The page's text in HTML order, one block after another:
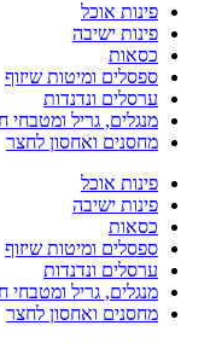
פינות אוכל
פינות ישיבה
כסאות
ספסלים ומיטות שיזוף
ערסלים ונדנדות
מנגלים, גריל ומטבחי
מחסנים ואחסון לחצר
פינות אוכל
פינות ישיבה
כסאות
ספסלים ומיטות שיזוף
ערסלים ונדנדות
מנגלים, גריל ומטבחי
מחסנים ואחסון לחצר